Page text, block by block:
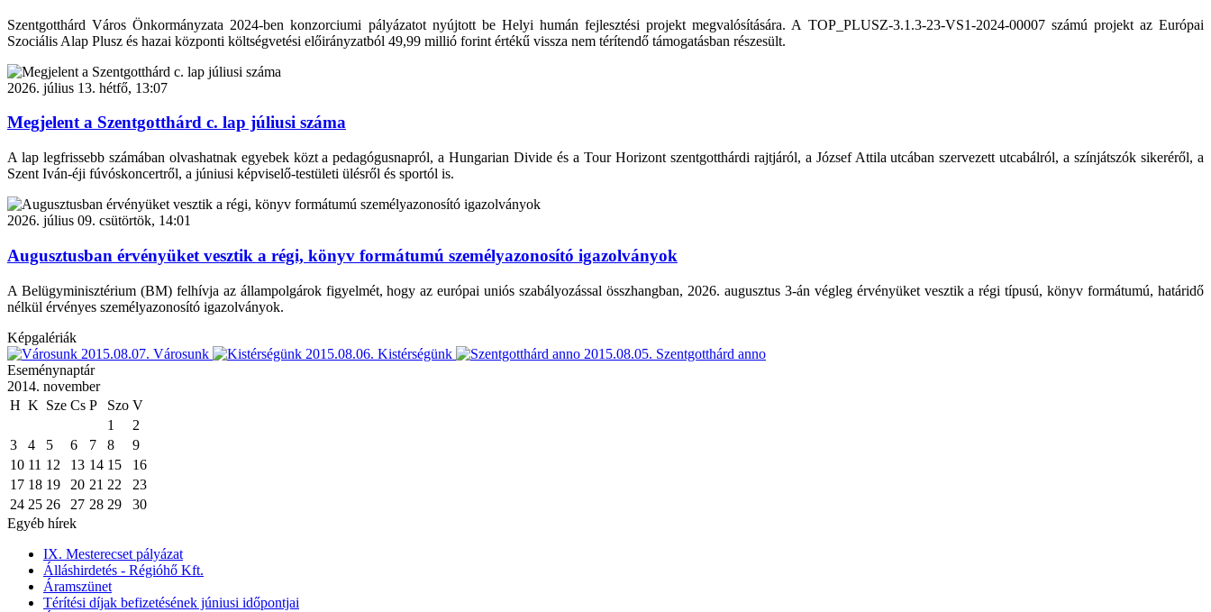
Szentgotthárd Város Önkormányzata 2024-ben konzorciumi pályázatot nyújtott be Helyi humán fejlesztési projekt megvalósítására. A TOP_PLUSZ-3.1.3-23-VS1-2024-00007 számú projekt az Európai
Szociális Alap Plusz és hazai központi költségvetési előirányzatból 49,99 millió forint értékű vissza nem térítendő támogatásban részesült.
2026. július 13. hétfő, 13:07
Megjelent a Szentgotthárd c. lap júliusi száma
A lap legfrissebb számában olvashatnak egyebek közt a pedagógusnapról, a Hungarian Divide és a Tour Horizont szentgotthárdi rajtjáról, a József Attila utcában szervezett utcabálról, a színjátszók sikeréről, a
Szent Iván-éji fúvóskoncertről, a júniusi képviselő-testületi ülésről és sportól is.
2026. július 09. csütörtök, 14:01
Augusztusban érvényüket vesztik a régi, könyv formátumú személyazonosító igazolványok
A Belügyminisztérium (BM) felhívja az állampolgárok figyelmét, hogy az európai uniós szabályozással összhangban, 2026. augusztus 3-án végleg érvényüket vesztik a régi típusú, könyv formátumú, határidő
nélkül érvényes személyazonosító igazolványok.
Képgalériák
2015.08.07. Városunk 2015.08.06. Kistérségünk 2015.08.05. Szentgotthárd anno
Eseménynaptár
2014. november
H K Sze Cs P Szo V
1
2
3
4 5 6 7 8
9
10 11 12 13 14 15
16
17 18 19 20 21 22
23
24 25 26 27 28 29
30
Egyéb hírek
IX. Mesterecset pályázat
Álláshirdetés - Régióhő Kft.
Áramszünet
Térítési díjak befizetésének júniusi időpontjai